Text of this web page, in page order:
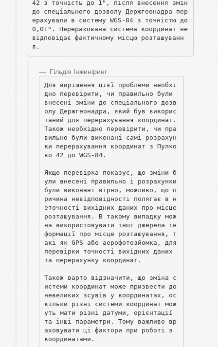
42 з точність до 1", після внесення змін
до спеціального дозволу Держгеонадра пер
ерахували в систему WGS-84 з точністю до
0,01". Перерахована система координат не
відповідає фактичному місцю розташуванн
я.
Гільдія Інжиніринг
Для вирішення цієї проблеми необхі
дно перевірити, чи правильно були
внесені зміни до спеціального дозв
олу Держгеонадра, який був викорис
таний для перерахування координат.
Також необхідно перевірити, чи пра
вильно були виконані самі розрахун
ки перерахування координат з Пулко
во 42 до WGS-84.
Якщо перевірка показує, що зміни б
ули внесені правильно і розрахунки
були виконані вірно, можливо, що п
ричина невідповідності полягає в н
еточності вихідних даних про місце
розташування. В такому випадку мож
на використовувати інші джерела ін
формації про місце розташування, т
акі як GPS або аерофотозйомка, для
перевірки точності вихідних даних
та перерахунку координат.
Також варто відзначити, що зміна с
истеми координат може призвести до
невеликих зсувів у координатах, ос
кільки різні системи координат мож
уть мати різні датуми, орієнтації
та інші параметри. Тому важливо вр
аховувати ці фактори при роботі з
координатами.